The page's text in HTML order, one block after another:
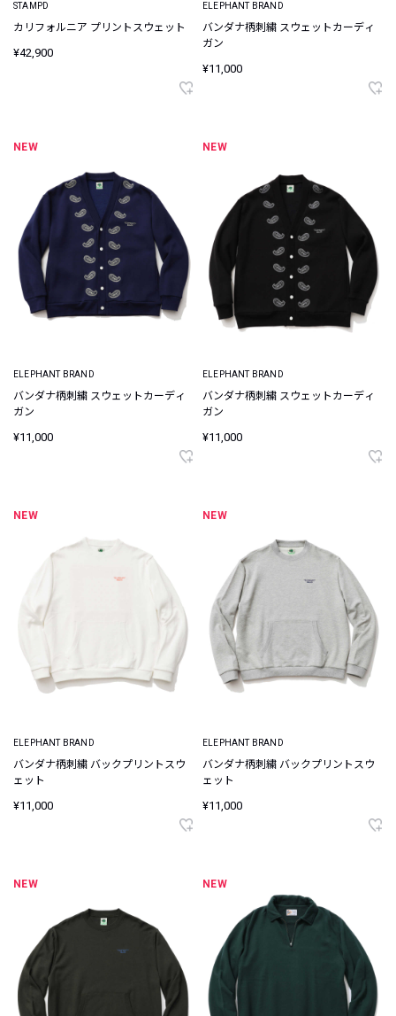
STAMPD
カリフォルニア プリントスウェット
¥42,900
ELEPHANT BRAND
バンダナ柄刺繍 スウェットカーディ
ガン
¥11,000
NEW
ELEPHANT BRAND
バンダナ柄刺繍 スウェットカーディ
ガン
¥11,000
NEW
ELEPHANT BRAND
バンダナ柄刺繍 スウェットカーディ
ガン
¥11,000
NEW
ELEPHANT BRAND
バンダナ柄刺繍 バックプリントスウ
ェット
¥11,000
NEW
ELEPHANT BRAND
バンダナ柄刺繍 バックプリントスウ
ェット
¥11,000
NEW NEW